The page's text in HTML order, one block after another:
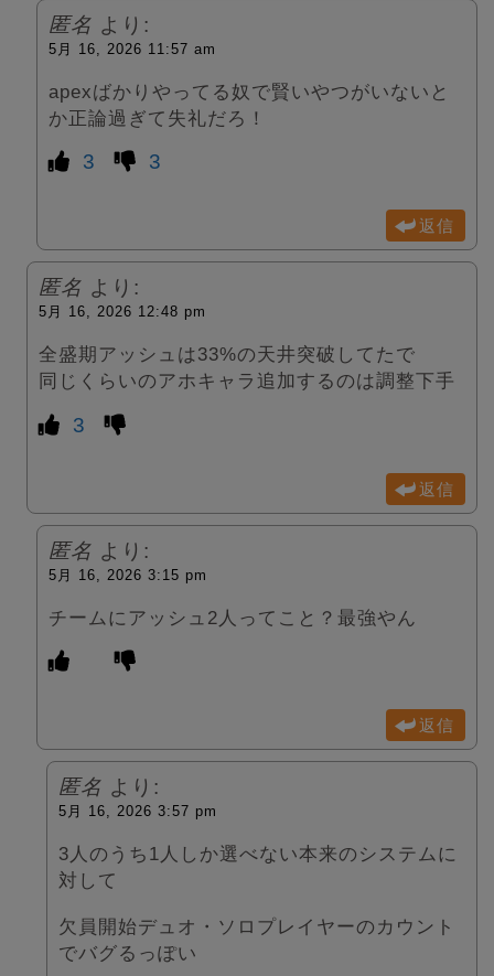
匿名 より:
5月 16, 2026 11:57 am
apexばかりやってる奴で賢いやつがいないと
か正論過ぎて失礼だろ！
3 3
返信
匿名 より:
5月 16, 2026 12:48 pm
全盛期アッシュは33%の天井突破してたで
同じくらいのアホキャラ追加するのは調整下手
3
返信
匿名 より:
5月 16, 2026 3:15 pm
チームにアッシュ2人ってこと？最強やん
返信
匿名 より:
5月 16, 2026 3:57 pm
3人のうち1人しか選べない本来のシステムに
対して
欠員開始デュオ・ソロプレイヤーのカウント
でバグるっぽい